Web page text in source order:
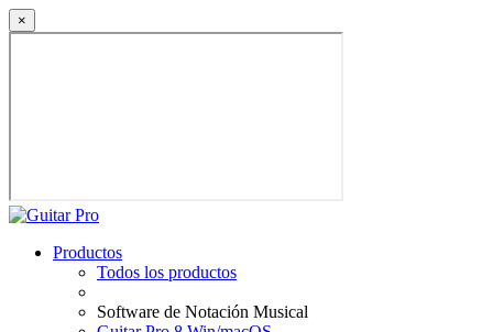
×
Productos
Todos los productos
Software de Notación Musical